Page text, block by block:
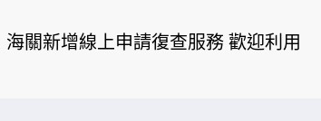
海關新增線上申請復查服務 歡迎利用